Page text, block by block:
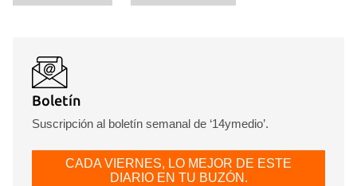
Boletín
Suscripción al boletín semanal de ‘14ymedio’.
CADA VIERNES, LO MEJOR DE ESTE
DIARIO EN TU BUZÓN.